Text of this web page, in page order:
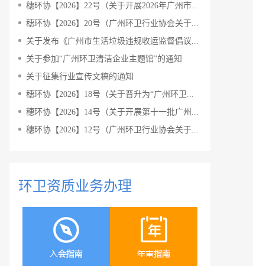
穗环协【2026】22号（关于开展2026年广州市...
穗环协【2026】20号（广州环卫行业协会关于...
关于发布《广州市生活垃圾违规收运监督倡议...
关于参加“广州环卫清洁企业主题馆”的通知
关于征集行业宣传文稿的通知
穗环协【2026】18号（关于晋升为“广州环卫...
穂环协【2026】14号（关于开展第十一批广州...
穗环协【2026】12号（广州环卫行业协会关于...
环卫资质业务办理